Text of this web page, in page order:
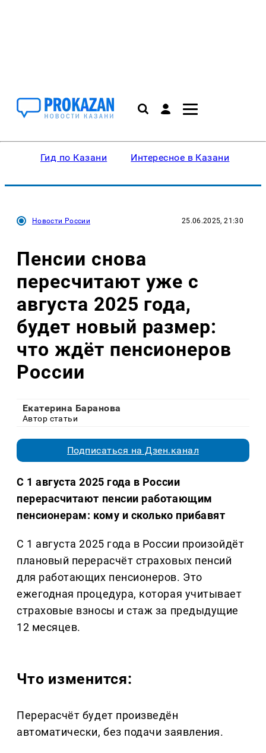
Гид по Казани Интересное в Казани
Новости России 25.06.2025, 21:30
Пенсии снова
пересчитают уже с
августа 2025 года,
будет новый размер:
что ждёт пенсионеров
России
Екатерина Баранова
Автор статьи
Подписаться на Дзен.канал
С 1 августа 2025 года в России
перерасчитают пенсии работающим
пенсионерам: кому и сколько прибавят
С 1 августа 2025 года в России произойдёт
плановый перерасчёт страховых пенсий
для работающих пенсионеров. Это
ежегодная процедура, которая учитывает
страховые взносы и стаж за предыдущие
12 месяцев.
Что изменится:
Перерасчёт будет произведён
автоматически, без подачи заявления.